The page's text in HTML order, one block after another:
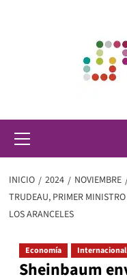
principal
INICIO 2024 NOVIEMBRE
TRUDEAU, PRIMER
LOS ARANCELES
Economía Internacional
Sheinbaum